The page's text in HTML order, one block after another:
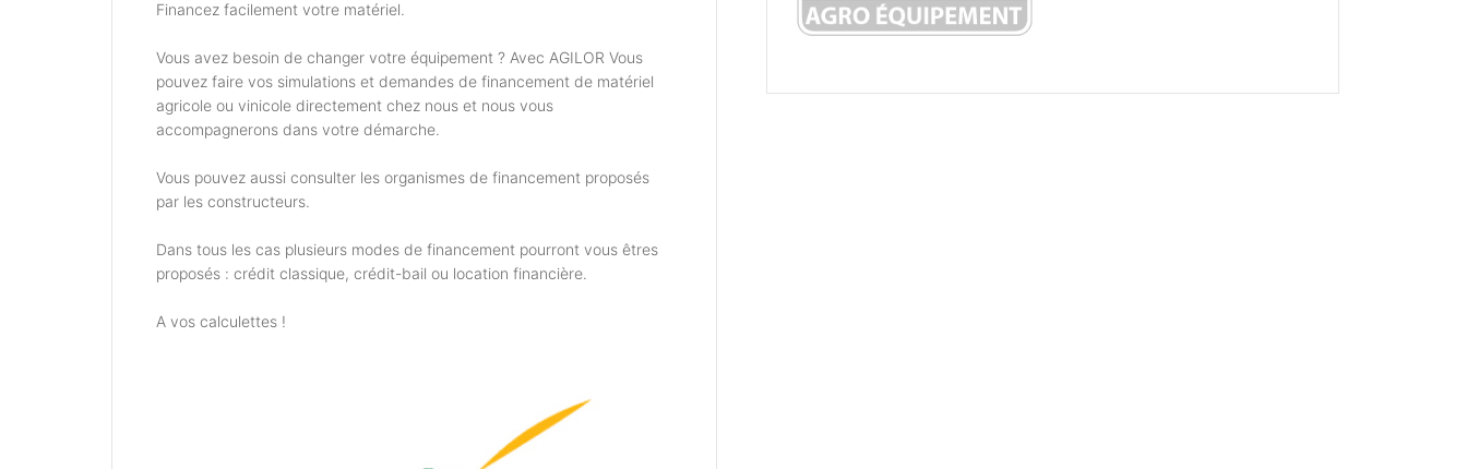
Financez facilement votre matériel.
Vous avez besoin de changer votre équipement ? Avec AGILOR Vous
pouvez faire vos simulations et demandes de financement de matériel
agricole ou vinicole directement chez nous et nous vous
accompagnerons dans votre démarche.
Vous pouvez aussi consulter les organismes de financement proposés
par les constructeurs.
Dans tous les cas plusieurs modes de financement pourront vous êtres
proposés : crédit classique, crédit-bail ou location financière.
A vos calculettes !